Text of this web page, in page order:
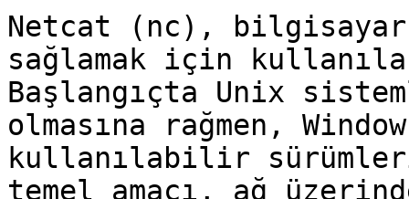
Netcat (nc),
sağlamak için
Başlangıçta Unix
olmasına rağmen,
kullanılabilir
temel amacı, ağ